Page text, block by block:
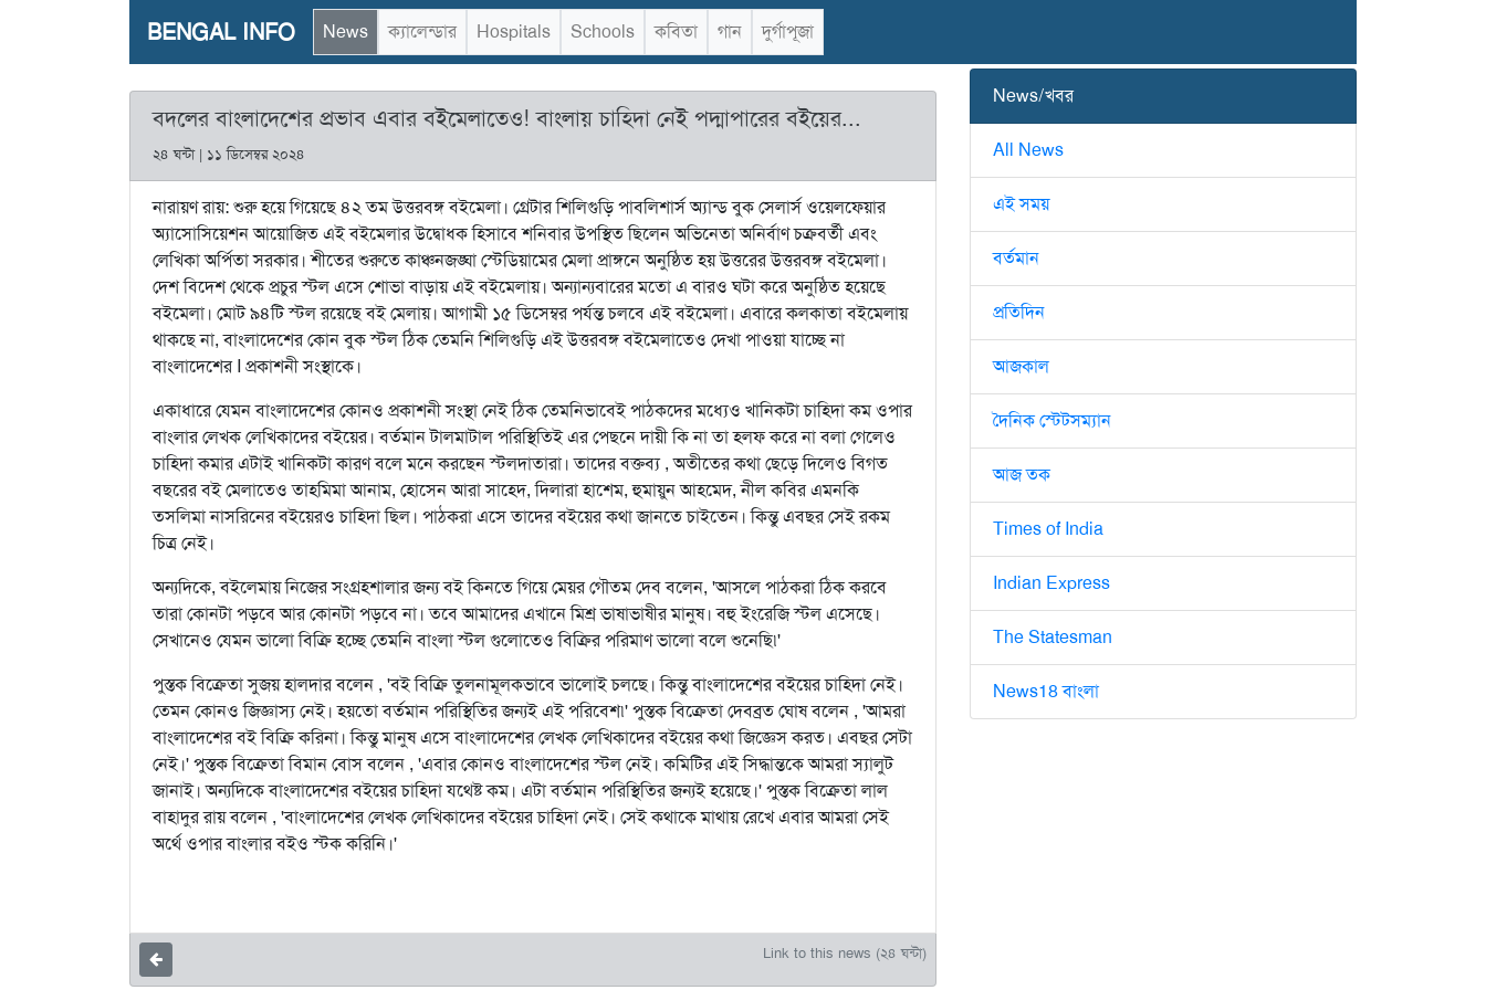
BENGAL INFO News ক্যালেন্ডার Hospitals Schools কবিতা গান দুর্গাপূজা
বদলের বাংলাদেশের প্রভাব এবার বইমেলাতেও! বাংলায় চাহিদা নেই পদ্মাপারের বইয়ের...
২৪ ঘন্টা | ১১ ডিসেম্বর ২০২৪
নারায়ণ রায়: শুরু হয়ে গিয়েছে ৪২ তম উত্তরবঙ্গ বইমেলা। গ্রেটার শিলিগুড়ি পাবলিশার্স অ্যান্ড বুক সেলার্স ওয়েলফেয়ার
অ্যাসোসিয়েশন আয়োজিত এই বইমেলার উদ্বোধক হিসাবে শনিবার উপস্থিত ছিলেন অভিনেতা অনির্বাণ চক্রবর্তী এবং
লেখিকা অর্পিতা সরকার। শীতের শুরুতে কাঞ্চনজঙ্ঘা স্টেডিয়ামের মেলা প্রাঙ্গনে অনুষ্ঠিত হয় উত্তরের উত্তরবঙ্গ বইমেলা।
দেশ বিদেশ থেকে প্রচুর স্টল এসে শোভা বাড়ায় এই বইমেলায়। অন্যান্যবারের মতো এ বারও ঘটা করে অনুষ্ঠিত হয়েছে
বইমেলা। মোট ৯৪টি স্টল রয়েছে বই মেলায়। আগামী ১৫ ডিসেম্বর পর্যন্ত চলবে এই বইমেলা। এবারে কলকাতা বইমেলায়
থাকছে না, বাংলাদেশের কোন বুক স্টল ঠিক তেমনি শিলিগুড়ি এই উত্তরবঙ্গ বইমেলাতেও দেখা পাওয়া যাচ্ছে না
বাংলাদেশের I প্রকাশনী সংস্থাকে।
একাধারে যেমন বাংলাদেশের কোনও প্রকাশনী সংস্থা নেই ঠিক তেমনিভাবেই পাঠকদের মধ্যেও খানিকটা চাহিদা কম ওপার
বাংলার লেখক লেখিকাদের বইয়ের। বর্তমান টালমাটাল পরিস্থিতিই এর পেছনে দায়ী কি না তা হলফ করে না বলা গেলেও
চাহিদা কমার এটাই খানিকটা কারণ বলে মনে করছেন স্টলদাতারা। তাদের বক্তব্য , অতীতের কথা ছেড়ে দিলেও বিগত
বছরের বই মেলাতেও তাহমিমা আনাম, হোসেন আরা সাহেদ, দিলারা হাশেম, হুমায়ুন আহমেদ, নীল কবির এমনকি
তসলিমা নাসরিনের বইয়েরও চাহিদা ছিল। পাঠকরা এসে তাদের বইয়ের কথা জানতে চাইতেন। কিন্তু এবছর সেই রকম
চিত্র নেই।
অন্যদিকে, বইলেমায় নিজের সংগ্রহশালার জন্য বই কিনতে গিয়ে মেয়র গৌতম দেব বলেন, 'আসলে পাঠকরা ঠিক করবে
তারা কোনটা পড়বে আর কোনটা পড়বে না। তবে আমাদের এখানে মিশ্র ভাষাভাষীর মানুষ। বহু ইংরেজি স্টল এসেছে।
সেখানেও যেমন ভালো বিক্রি হচ্ছে তেমনি বাংলা স্টল গুলোতেও বিক্রির পরিমাণ ভালো বলে শুনেছি৷'
পুস্তক বিক্রেতা সুজয় হালদার বলেন , 'বই বিক্রি তুলনামূলকভাবে ভালোই চলছে। কিন্তু বাংলাদেশের বইয়ের চাহিদা নেই।
তেমন কোনও জিজ্ঞাস্য নেই। হয়তো বর্তমান পরিস্থিতির জন্যই এই পরিবেশ৷' পুস্তক বিক্রেতা দেবব্রত ঘোষ বলেন , 'আমরা
বাংলাদেশের বই বিক্রি করিনা। কিন্তু মানুষ এসে বাংলাদেশের লেখক লেখিকাদের বইয়ের কথা জিজ্ঞেস করত। এবছর সেটা
নেই।' পুস্তক বিক্রেতা বিমান বোস বলেন , 'এবার কোনও বাংলাদেশের স্টল নেই। কমিটির এই সিদ্ধান্তকে আমরা স্যালুট
জানাই। অন্যদিকে বাংলাদেশের বইয়ের চাহিদা যথেষ্ট কম। এটা বর্তমান পরিস্থিতির জন্যই হয়েছে।' পুস্তক বিক্রেতা লাল
বাহাদুর রায় বলেন , 'বাংলাদেশের লেখক লেখিকাদের বইয়ের চাহিদা নেই। সেই কথাকে মাথায় রেখে এবার আমরা সেই
অর্থে ওপার বাংলার বইও স্টক করিনি।'
Link to this news (২৪ ঘন্টা)
News/খবর
All News
এই সময়
বর্তমান
প্রতিদিন
আজকাল
দৈনিক স্টেটসম্যান
আজ তক
Times of India
Indian Express
The Statesman
News18 বাংলা